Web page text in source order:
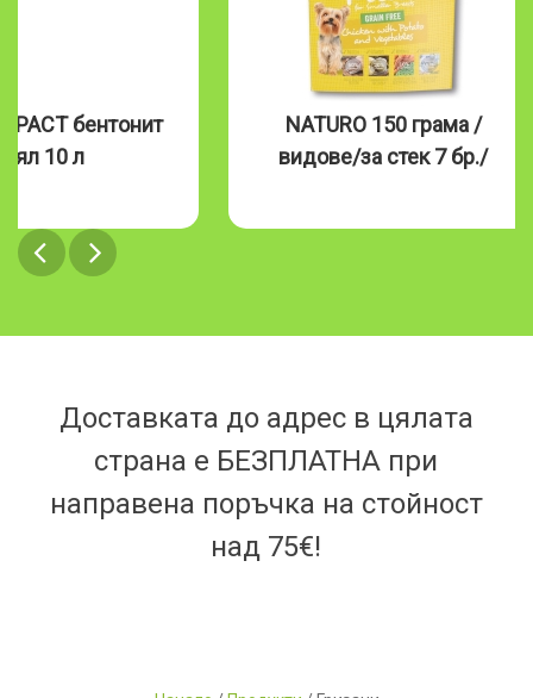
бентонит
бял 10 л
NATURO 150 грама /
видове/за стек 7 бр./
Доставката до адрес в цялата
страна е БЕЗПЛАТНА при
направена поръчка на стойност
над 75€!